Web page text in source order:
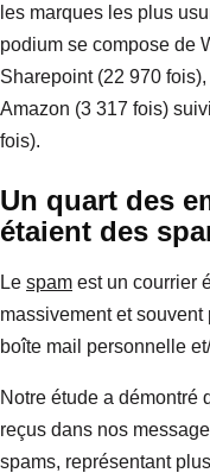
les marques les plus
podium se compose de
Sharepoint (22 970
Amazon (3 317 fois)
fois).
Un quart des
étaient des
Le spam est un courrier
massivement et
boîte mail personnelle
Notre étude a démontré
reçus dans nos
spams, représentant